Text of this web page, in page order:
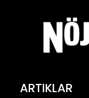
ARTIKLAR